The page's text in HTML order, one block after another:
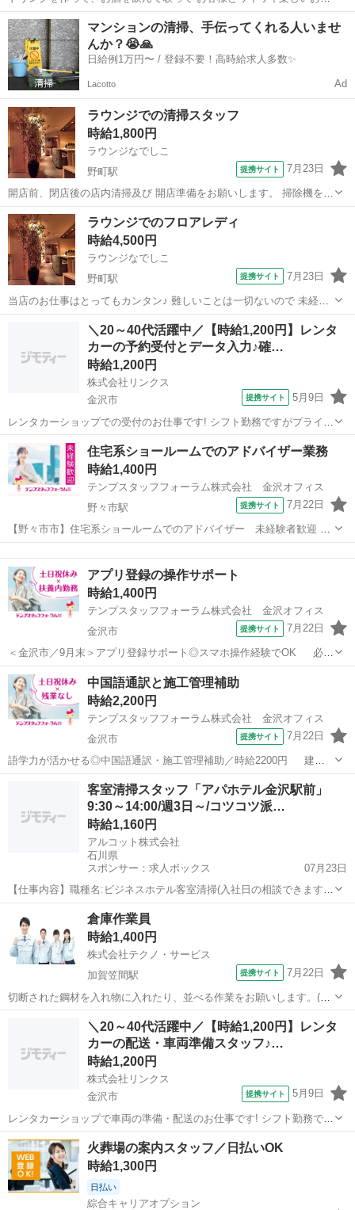
をするだけ♪ もちろん、お酒が飲めなくても問題ないです！ 一切経験
がなくても体験入店からスタート♪ どんなことでも気軽にご相談下さ
い。 Q.接客業の経験がな...
石川 加賀市
マンションの清掃、手伝ってくれる人いませ
んか？😭🙏
日給例1万円〜 / 登録不要！高時給求人多数✨
Lacotto Ad
ラウンジでの清掃スタッフ
時給1,800円
ラウンジなでしこ
野町駅
提携サイト 7月23日
開店前、閉店後の店内清掃及び 開店準備をお願いします。 掃除機をか
けたり机などを拭いたり するだけの簡単なお仕事です。 営業中は机を
拭いたりトイレの チェック清掃などがメインになります。 清掃経験が
ない方にも丁寧に ご説明...
石川 金沢市 野町駅
ラウンジでのフロアレディ
時給4,500円
ラウンジなでしこ
野町駅
提携サイト 7月23日
当店のお仕事はとってもカンタン♪ 難しいことは一切ないので 未経験
者さんでもスグに覚えること ができますよ！ あなたにお任せするの
は… ・簡単なドリンクを作ってご提供 ・お客様と楽しくおしゃべり
たったのコレだけ！ もし...
その他
＼20～40代活躍中／【時給1,200円】レンタ
カーの予約受付とデータ入力♪確…
時給1,200円
株式会社リンクス
金沢市
提携サイト 5月9日
レンタカーショップでの受付のお仕事です! シフト勤務ですがプライベ
ートも充実できます。 ・予約されたお客様に対して来店時に内容の確
認や免許証の確認業務 ・WEB及び電話予約対応 ・お客様情報のデー
タ入力(文字入力程度のPC...
金沢市 その他
住宅系ショールームでのアドバイザー業務
時給1,400円
テンプスタッフフォーラム株式会社 金沢オフィス
野々市駅
提携サイト 7月22日
【野々市市】住宅系ショールームでのアドバイザー 未経験者歓迎
木の香りがするとても綺麗なショールームです！時間固定で、17時45
分には退社可能♪ 火曜・水曜の2連休♪直接雇用に切り替わった実績も
あります！研修期間は3ヶ月...アプリ登録の操作サポート
時給1,400円
テンプスタッフフォーラム株式会社 金沢オフィス
金沢市
提携サイト 7月22日
＜金沢市／9月末＞アプリ登録サポート◎スマホ操作経験でOK 必要
な経験はスマホ操作だけ！手順に沿ってアプリ登録のお手伝い♪金沢市
内複数個所で募集！お近くの場所をご案内します◎雇用保険のみの加
入なので扶養内で働けます！内灘...
石川 その他
中国語通訳と施工管理補助
時給2,200円
テンプスタッフフォーラム株式会社 金沢オフィス
金沢市
提携サイト 7月22日
語学力が活かせる◎中国語通訳・施工管理補助／時給2200円 建設
現場での中国語と日本語の通訳・施工管理補助のお仕事です！北陸3県
の現場に行ってお仕事をしていただきます。語学力を活かして働けま
すよ♪ 【仕事内容】 ・...
金沢市 その他
客室清掃スタッフ「アパホテル金沢駅前」
9:30～14:00/週3日～/コツコツ派…
時給1,160円
アルコット株式会社
石川県
スポンサー：求人ボックス
07月23日
【仕事内容】職種名:ビジネスホテル客室清掃(入社日の相談できます)
勤務地:アパホテル金沢駅前(金沢市) 雇用形態:パート・アルバイト(長
期) 給与:時給1160円 勤務:9:30～14:00/週3日～OK/土日祝を含めてのシ
フト...
アルバイト・パート
倉庫作業員
時給1,400円
株式会社テクノ・サービス
加賀笠間駅
提携サイト 7月22日
切断された鋼材を入れ物に入れたり、並べる作業をお願いします。(派
遣) お弁当注文できます♪クレーンの資格をお持ちの方尚良し、入職後
取得でもOKです。 先輩スタッフのサポートあり◎少しずつ慣れてい
ける環境です！車・バイク通勤可...
加賀笠間駅 その他
＼20～40代活躍中／【時給1,200円】レンタ
カーの配送・車両準備スタッフ♪…
時給1,200円
株式会社リンクス
金沢市
提携サイト 5月9日
レンタカーショップで車両の準備・配送のお仕事です! シフト勤務です
がプライベートも充実できます。 面接時間のご希望がある場合は候補
日及び時間を予め『その他ご要望』にご記入下さい。 (平日9:00〜
18:00内に限る) 面...
石川 金沢市 その他
火葬場の案内スタッフ／日払いOK
時給1,300円
日払い
綜合キャリアオプション